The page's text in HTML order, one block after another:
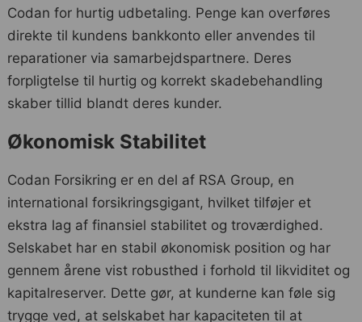
Codan for hurtig udbetaling. Penge kan overføres
direkte til kundens bankkonto eller anvendes til
reparationer via samarbejdspartnere. Deres
forpligtelse til hurtig og korrekt skadebehandling
skaber tillid blandt deres kunder.
Økonomisk Stabilitet
Codan Forsikring er en del af RSA Group, en
international forsikringsgigant, hvilket tilføjer et
ekstra lag af finansiel stabilitet og troværdighed.
Selskabet har en stabil økonomisk position og har
gennem årene vist robusthed i forhold til likviditet og
kapitalreserver. Dette gør, at kunderne kan føle sig
trygge ved, at selskabet har kapaciteten til at